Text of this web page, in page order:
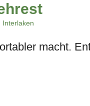
Interlaken
macht.